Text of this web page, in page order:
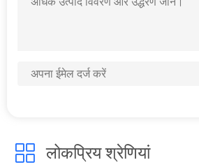
हाई पावर्ड
लोकप्रिय श्रेणियां